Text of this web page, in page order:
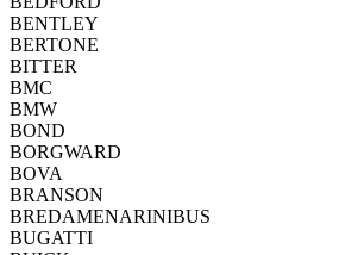
BENTLEY
BERTONE
BITTER
BMC
BMW
BOND
BORGWARD
BOVA
BRANSON
BREDAMENARINIBUS
BUGATTI